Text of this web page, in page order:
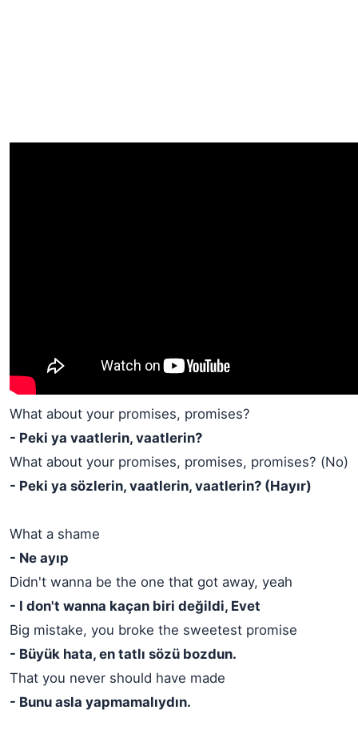
What about your promises, promises?
- Peki ya vaatlerin, vaatlerin?
What about your promises, promises, promises? (No)
- Peki ya sözlerin, vaatlerin, vaatlerin? (Hayır)
What a shame
- Ne ayıp
Didn't wanna be the one that got away, yeah
- I don't wanna kaçan biri değildi, Evet
Big mistake, you broke the sweetest promise
- Büyük hata, en tatlı sözü bozdun.
That you never should have made
- Bunu asla yapmamalıydın.